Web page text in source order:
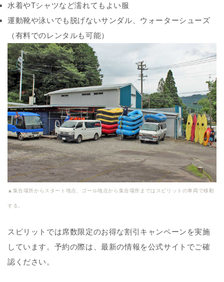
水着やTシャツなど濡れてもよい服
運動靴や泳いでも脱げないサンダル、ウォーターシューズ
（有料でのレンタルも可能）
▲集合場所からスタート地点、ゴール地点から集合場所まではスピリットの車両で移動
する。
スピリットでは席数限定のお得な割引キャンペーンを実施
しています。予約の際は、最新の情報を公式サイトでご確
認ください。